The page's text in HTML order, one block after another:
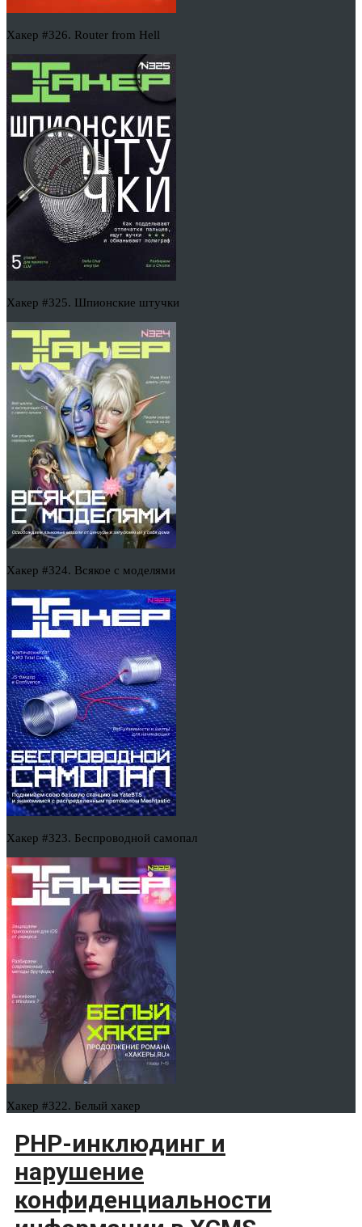
Хакер #326. Router from Hell
Хакер #325. Шпионские штучки
Хакер #324. Всякое с моделями
Хакер #323. Беспроводной самопал
Хакер #322. Белый хакер
PHP-инклюдинг и
нарушение
конфиденциальности